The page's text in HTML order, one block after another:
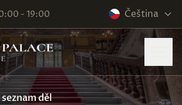
- 19:00 Čeština
děl